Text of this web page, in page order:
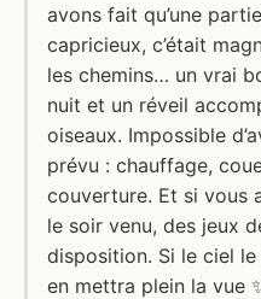
avons fait qu’une
capricieux, c’était
les chemins… un vrai
nuit et un réveil
oiseaux. Impossible
prévu : chauffage,
couverture. Et si vous
le soir venu, des jeux
disposition. Si le ciel
en mettra plein la vue